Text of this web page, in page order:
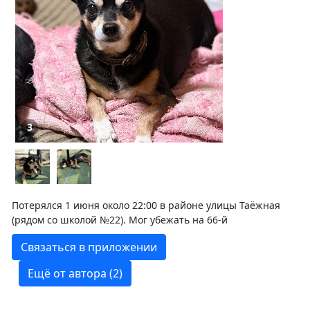
3
Потерялся 1 июня около 22:00 в районе улицы Таёжная
(рядом со школой №22). Мог убежать на 66-й
Связаться в приложении
Ещё от автора (2)